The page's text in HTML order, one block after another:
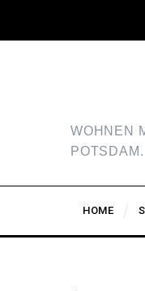
WOHNEN
POTSDAM.
HOME